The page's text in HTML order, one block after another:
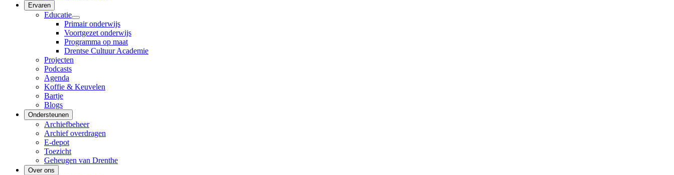
Ervaren
Educatie
Primair onderwijs
Voortgezet onderwijs
Programma op maat
Drentse Cultuur Academie
Projecten
Podcasts
Agenda
Koffie & Keuvelen
Bartje
Blogs
Ondersteunen
Archiefbeheer
Archief overdragen
E-depot
Toezicht
Geheugen van Drenthe
Over ons